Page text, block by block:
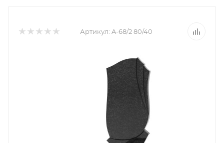
Артикул: A-68/2 80/40